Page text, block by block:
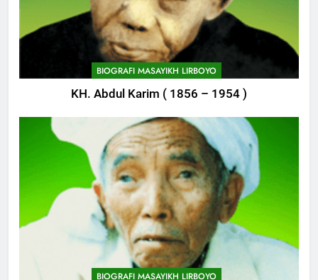
BIOGRAFI MASAYIKH LIRBOYO
KH. Abdul Karim ( 1856 – 1954 )
BIOGRAFI MASAYIKH LIRBOYO
748
Himasal Semen Sumbang
Pembangunan Kantor Himasal
POJOK LIRBOYO
Delegasi MQK Kota Kediri
Menuju Probolinggo